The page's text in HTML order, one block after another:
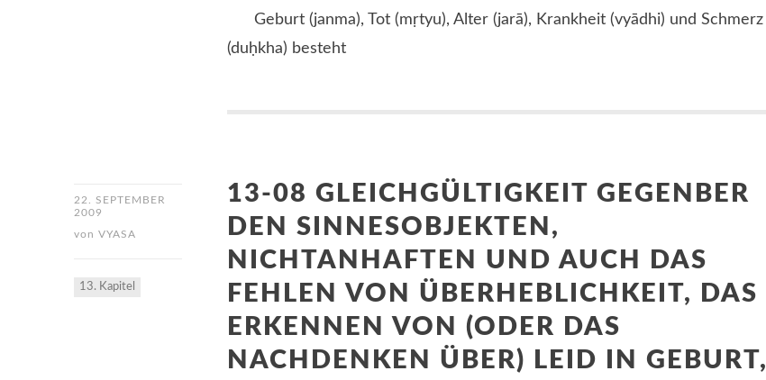
Geburt (janma), Tot (mṛtyu), Alter (jarā), Krankheit (vyādhi) und Schmerz
(duḥkha) besteht
22. SEPTEMBER
2009
von VYASA
13. Kapitel
13-08 GLEICHGÜLTIGKEIT GEGENBER
DEN SINNESOBJEKTEN,
NICHTANHAFTEN UND AUCH DAS
FEHLEN VON ÜBERHEBLICHKEIT, DAS
ERKENNEN VON (ODER DAS
NACHDENKEN ÜBER) LEID IN GEBURT,